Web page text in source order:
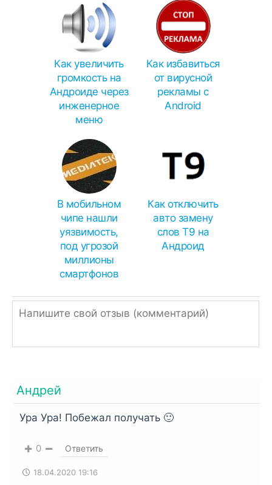
Как увеличить
громкость на
Андроиде через
инженерное
меню
Как избавиться
от вирусной
рекламы с
Android
В мобильном
чипе нашли
уязвимость,
под угрозой
миллионы
смартфонов
Как отключить
авто замену
слов Т9 на
Андроид
Андрей
Ура Ура! Побежал получать 🙂
0 Ответить
18.04.2020 19:16